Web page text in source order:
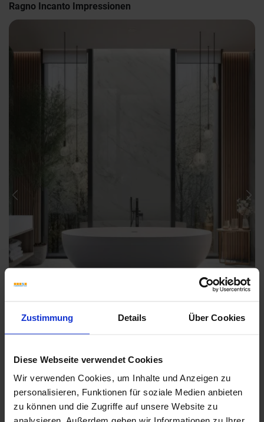
Zustimmung Details Über Cookies
Diese Webseite verwendet Cookies
Wir verwenden Cookies, um Inhalte und Anzeigen zu
personalisieren, Funktionen für soziale Medien anbieten
zu können und die Zugriffe auf unsere Website zu
Ragno Incanto Impressionen
Previous
Weitere Serien von Ragno